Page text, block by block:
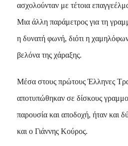
ασχολούνταν με τέτοια
Mια άλλη παράμετρος για τη
η δυνατή φωνή, διότι η
βελόνα της χάραξης.
Μέσα στους πρώτους Έλληνες
αποτυπώθηκαν σε δίσκους
παρουσία και αποδοχή, ήταν και
και ο Γιάννης Κούρος.